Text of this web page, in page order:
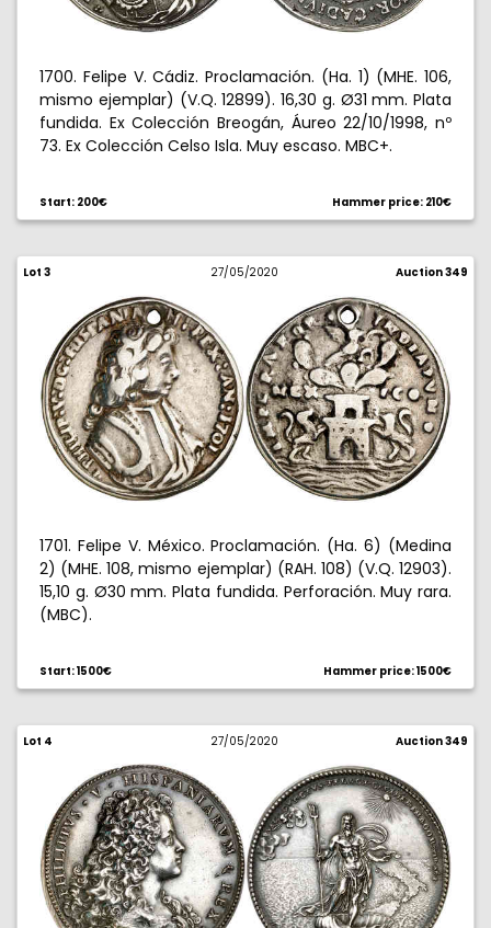
1700. Felipe V. Cádiz. Proclamación. (Ha. 1) (MHE. 106,
mismo ejemplar) (V.Q. 12899). 16,30 g. Ø31 mm. Plata
fundida. Ex Colección Breogán, Áureo 22/10/1998, nº
73. Ex Colección Celso Isla. Muy escaso. MBC+.
Start: 200€ Hammer price: 210€
Lot 3 27/05/2020 Auction 349
1701. Felipe V. México. Proclamación. (Ha. 6) (Medina
2) (MHE. 108, mismo ejemplar) (RAH. 108) (V.Q. 12903).
15,10 g. Ø30 mm. Plata fundida. Perforación. Muy rara.
(MBC).
Start: 1500€ Hammer price: 1500€
Lot 4 27/05/2020 Auction 349